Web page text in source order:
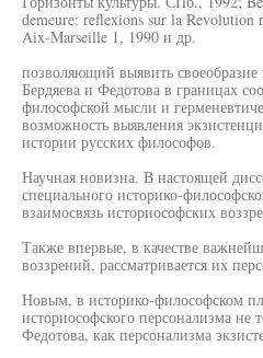
demeure: reflexions sur la Revolution
Aix-Marseille 1, 1990 и др.
позволяющий выявить
Бердяева и Федотова в границах
философской мысли и
возможность выявления
истории русских философов.
Научная новизна. В настоящей
специального историко-
взаимосвязь историософских
Также впервые, в качестве
воззрений, рассматривается их
Новым, в историко-философском
историософского персонализма не
Федотова, как персонализма